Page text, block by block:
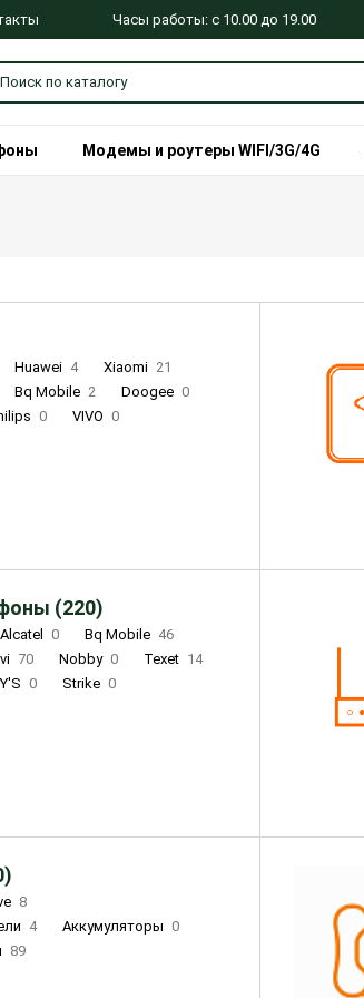
Часы работы: с 10.00 до 19.00
Модемы и роутеры WIFI/3G/4G
Huawei 4 Xiaomi 21
Bq Mobile 2 Doogee 0
0 VIVO 0
(220)
Alcatel 0 Bq Mobile 46
70 Nobby 0 Texet 14
0 Strike 0
8
4 Аккумуляторы 0
89